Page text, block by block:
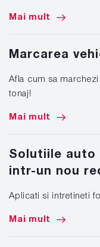
Mai mult
Marcarea
Afla cum sa
tonaj!
Mai mult
Solutiile auto
intr-un nou
Aplicati si intretineti
Mai mult